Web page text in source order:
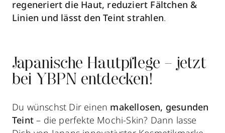
regeneriert die Haut, reduziert Fältchen &
Linien und lässt den Teint strahlen.
Japanische Hautpflege – jetzt
bei YBPN entdecken!
Du wünschst Dir einen makellosen, gesunden
Teint – die perfekte Mochi-Skin? Dann lasse